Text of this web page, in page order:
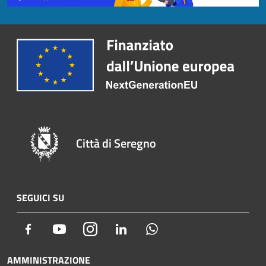
Città di Seregno
SEGUICI SU
Facebook YoutubeInstagram LinkedIn
AMMINISTRAZIONE